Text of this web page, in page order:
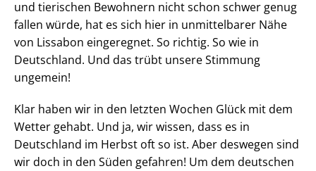
und tierischen Bewohnern nicht schon schwer genug
fallen würde, hat es sich hier in unmittelbarer Nähe
von Lissabon eingeregnet. So richtig. So wie in
Deutschland. Und das trübt unsere Stimmung
ungemein!
Klar haben wir in den letzten Wochen Glück mit dem
Wetter gehabt. Und ja, wir wissen, dass es in
Deutschland im Herbst oft so ist. Aber deswegen sind
wir doch in den Süden gefahren! Um dem deutschen